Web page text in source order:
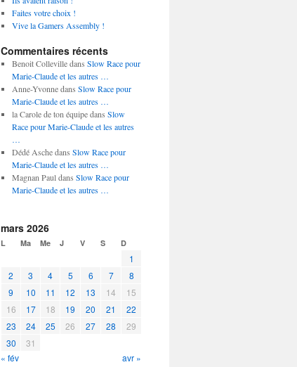
Faites votre choix !
Vive la Gamers Assembly !
Commentaires récents
Benoit Colleville dans Slow Race pour
Marie-Claude et les autres …
Anne-Yvonne dans Slow Race pour
Marie-Claude et les autres …
la Carole de ton équipe dans Slow
Race pour Marie-Claude et les autres
…
Dédé Asche dans Slow Race pour
Marie-Claude et les autres …
Magnan Paul dans Slow Race pour
Marie-Claude et les autres …
mars 2026
L Ma Me J V S D
« fév avr »
1
2
3 4 5 6 7
8
9
10 11 12 13 14
15
16
17 18 19 20 21
22
23
24 25 26 27 28
29
30
31